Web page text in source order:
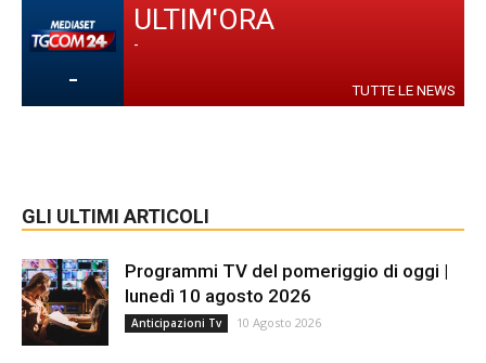
-
ULTIM'ORA
-
TUTTE LE NEWS
GLI ULTIMI ARTICOLI
Programmi TV del pomeriggio di oggi |
lunedì 10 agosto 2026
Anticipazioni Tv 10 Agosto 2026